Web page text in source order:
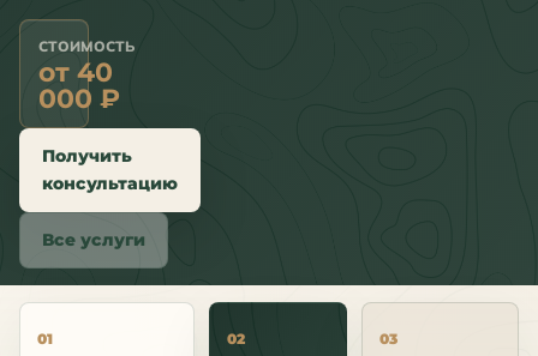
СТОИМОСТЬ
от 40
000 ₽
Получить
консультацию
Все услуги
01 02 03